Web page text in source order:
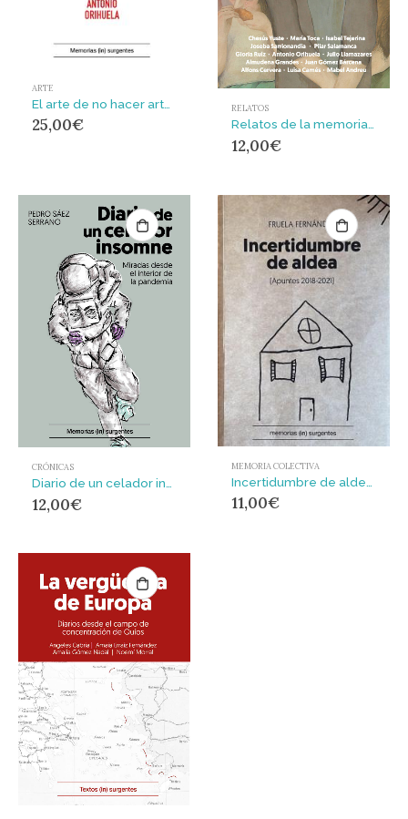
ARTE
25,00€
RELATOS
Relatos de la memoria herida
12,00€
CRÓNICAS
12,00€
MEMORIA COLECTIVA
11,00€